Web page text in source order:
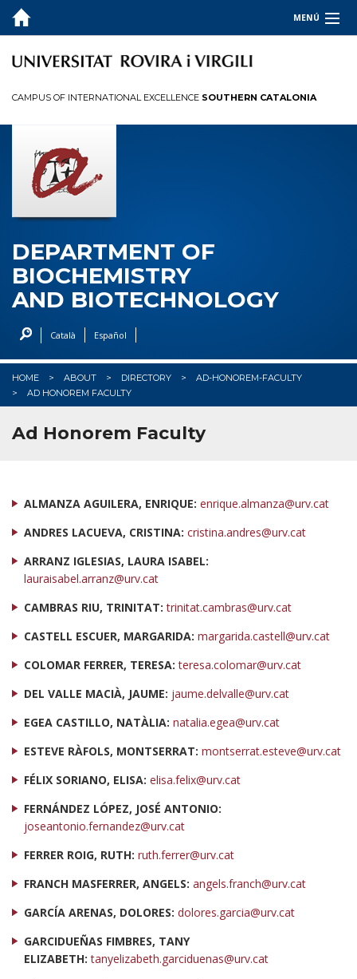
MENÚ
ABOUT
Secretary's Office
Contact
TEACHING
RESEARCH
SERVICES AND OUTREACH
ADMINISTRATIVE PROCEDURES
CAMPUS OF INTERNATIONAL EXCELLENCE SOUTHERN CATALONIA
DEPARTMENT OF
BIOCHEMISTRY
AND BIOTECHNOLOGY
Català Español
HOME ABOUT DIRECTORY
AD-HONOREM-FACULTY
AD HONOREM FACULTY
Ad Honorem Faculty
ALMANZA AGUILERA, ENRIQUE: enrique.almanza@urv.cat
ANDRES LACUEVA, CRISTINA: cristina.andres@urv.cat
ARRANZ IGLESIAS, LAURA ISABEL:
lauraisabel.arranz@urv.cat
CAMBRAS RIU, TRINITAT: trinitat.cambras@urv.cat
CASTELL ESCUER, MARGARIDA: margarida.castell@urv.cat
COLOMAR FERRER, TERESA:teresa.colomar@urv.cat
DEL VALLE MACIÀ, JAUME: jaume.delvalle@urv.cat
EGEA CASTILLO, NATÀLIA: natalia.egea@urv.cat
ESTEVE RÀFOLS, MONTSERRAT: montserrat.esteve@urv.cat
FÉLIX SORIANO, ELISA: elisa.felix@urv.cat
FERNÁNDEZ LÓPEZ, JOSÉ ANTONIO:
joseantonio.fernandez@urv.cat
FERRER ROIG, RUTH: ruth.ferrer@urv.cat
FRANCH MASFERRER, ANGELS: angels.franch@urv.cat
GARCÍA ARENAS, DOLORES: dolores.garcia@urv.cat
GARCIDUEÑAS FIMBRES, TANY
ELIZABETH:tanyelizabeth.garciduenas@urv.cat